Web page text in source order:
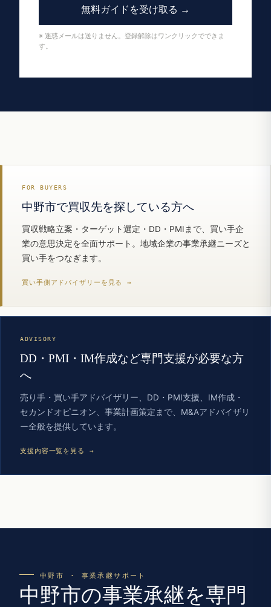
無料ガイドを受け取る →
※ 迷惑メールは送りません。登録解除はワンクリックでできま
す。
FOR BUYERS
中野市で買収先を探している方へ
買収戦略立案・ターゲット選定・DD・PMIまで、買い手企
業の意思決定を全面サポート。地域企業の事業承継ニーズと
買い手をつなぎます。
買い手側アドバイザリーを見る →
ADVISORY
DD・PMI・IM作成など専門支援が必要な方
へ
売り手・買い手アドバイザリー、DD・PMI支援、IM作成・
セカンドオピニオン、事業計画策定まで、M&Aアドバイザリ
ー全般を提供しています。
支援内容一覧を見る →
中野市 · 事業承継サポート
中野市の事業承継を専門